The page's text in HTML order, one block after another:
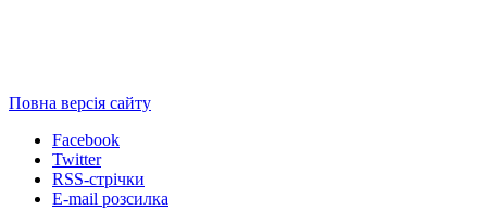
Повна версія сайту
Facebook
Twitter
RSS-стрічки
E-mail розсилка